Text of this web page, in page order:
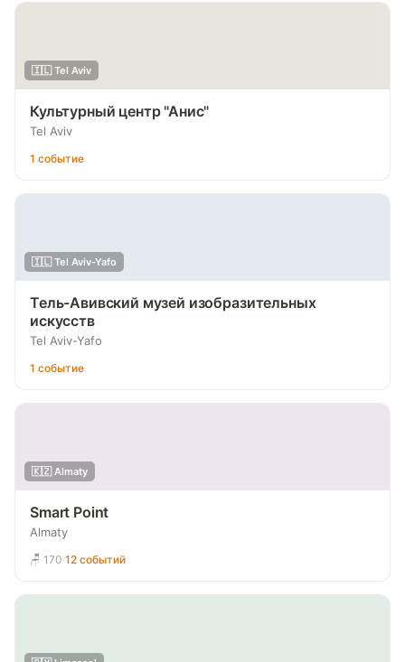
🇮🇱 Tel Aviv
Культурный центр "Анис"
Tel Aviv
1 событие
🇮🇱 Tel Aviv-Yafo
Тель-Авивский музей изобразительных
искусств
Tel Aviv-Yafo
1 событие
🇰🇿 Almaty
Smart Point
Almaty
🪑 170·12 событий